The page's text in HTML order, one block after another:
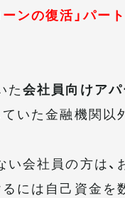
ンの復活」パー
た会社員向けア
いた金融機関
会社員の方は
には自己資金